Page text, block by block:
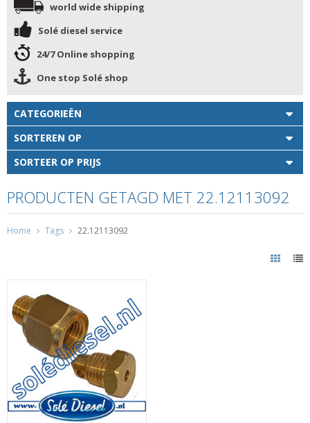
world wide shipping
Solé diesel service
24/7 Online shopping
One stop Solé shop
CATEGORIEËN
SORTEREN OP
SORTEER OP PRIJS
PRODUCTEN GETAGD MET 22.12113092
Home Tags 22.12113092